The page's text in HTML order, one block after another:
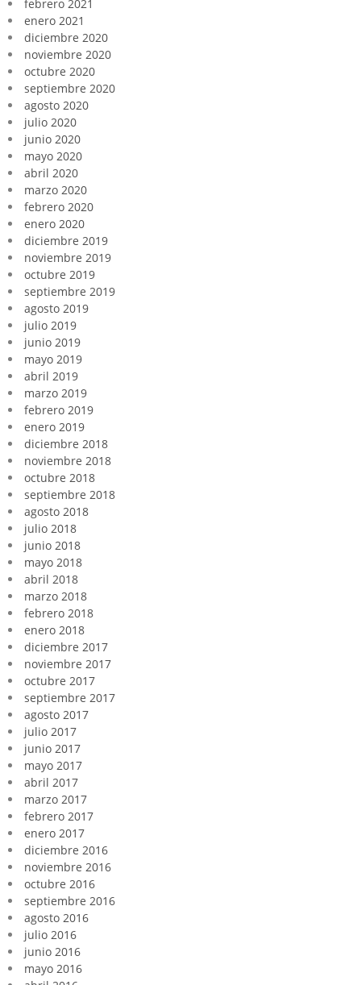
febrero 2021
enero 2021
diciembre 2020
noviembre 2020
octubre 2020
septiembre 2020
agosto 2020
julio 2020
junio 2020
mayo 2020
abril 2020
marzo 2020
febrero 2020
enero 2020
diciembre 2019
noviembre 2019
octubre 2019
septiembre 2019
agosto 2019
julio 2019
junio 2019
mayo 2019
abril 2019
marzo 2019
febrero 2019
enero 2019
diciembre 2018
noviembre 2018
octubre 2018
septiembre 2018
agosto 2018
julio 2018
junio 2018
mayo 2018
abril 2018
marzo 2018
febrero 2018
enero 2018
diciembre 2017
noviembre 2017
octubre 2017
septiembre 2017
agosto 2017
julio 2017
junio 2017
mayo 2017
abril 2017
marzo 2017
febrero 2017
enero 2017
diciembre 2016
noviembre 2016
octubre 2016
septiembre 2016
agosto 2016
julio 2016
junio 2016
mayo 2016